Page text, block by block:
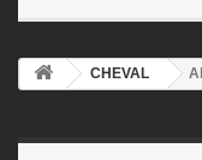
CHEVAL